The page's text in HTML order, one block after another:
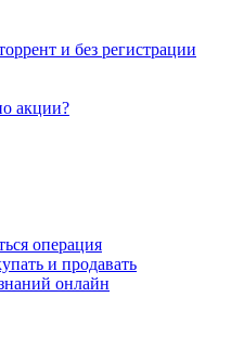
и без регистрации
акции?
операция
и продавать
онлайн